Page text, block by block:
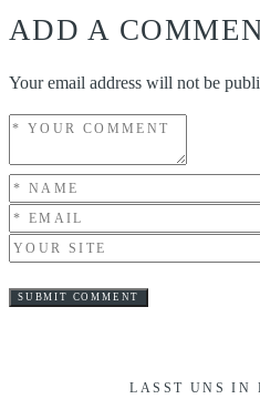
ADD A
Your email address will not be
LASST UNS IN